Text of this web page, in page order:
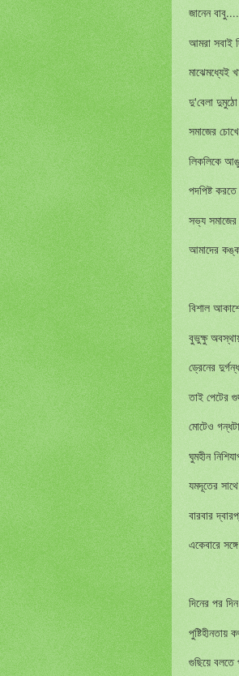
জানেন বাবু....
আমরা সবাই
মাঝেমধ্যেই
দু'বেলা দুমুঠো
সমাজের চোখে
লিকলিকে
পদপিষ্ট করতে
সভ্য সমাজের
আমাদের
বিশাল
বুভুক্ষু
ড্রেনের দুর্গন্ধ
তাই পেটের
মোটেও গন্ধটা
ঘুমহীন
যমদূতের সাথে
বারবার
একেবারে সঙ্গে
দিনের পর দিন
পুষ্টিহীনতায়
গুছিয়ে বলতে